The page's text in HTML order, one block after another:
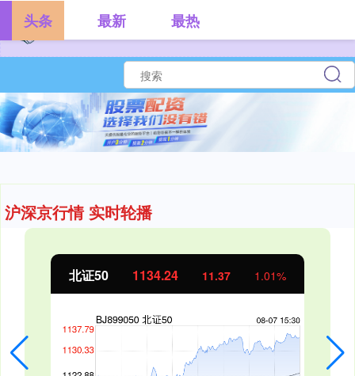
沪深京行情 实时轮播
北证50 1134.24 11.37 1.01%
头条 最新 最热